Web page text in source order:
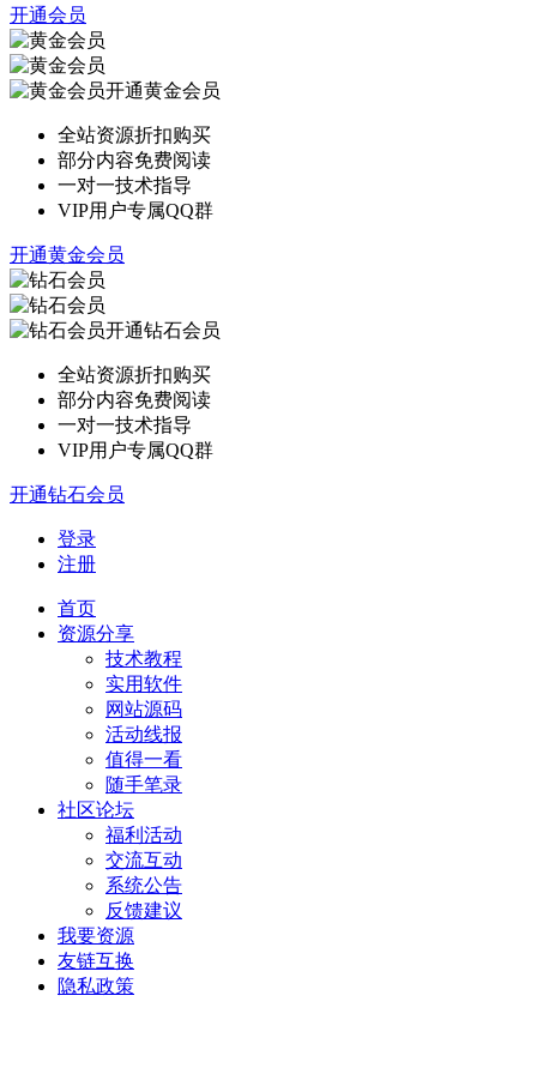
开通会员
开通黄金会员
全站资源折扣购买
部分内容免费阅读
一对一技术指导
VIP用户专属QQ群
开通黄金会员
开通钻石会员
全站资源折扣购买
部分内容免费阅读
一对一技术指导
VIP用户专属QQ群
开通钻石会员
登录
注册
首页
资源分享
技术教程
实用软件
网站源码
活动线报
值得一看
随手笔录
社区论坛
福利活动
交流互动
系统公告
反馈建议
我要资源
友链互换
隐私政策